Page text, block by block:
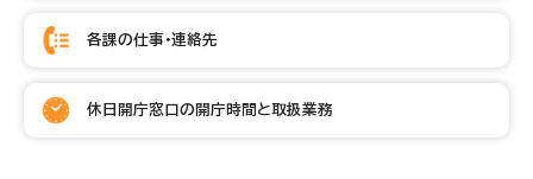
各課の仕事・連絡先
休日開庁窓口の開庁時間と取扱業務